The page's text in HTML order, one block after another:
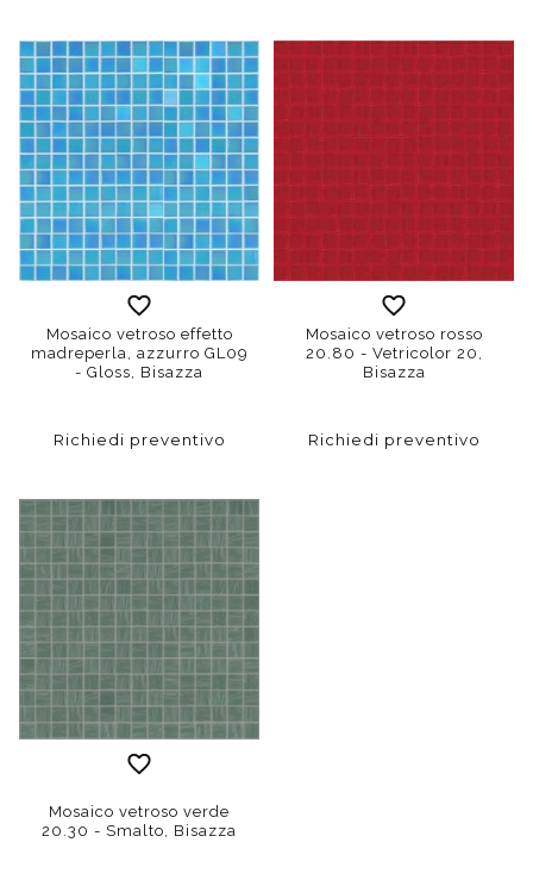
Mosaico vetroso effetto
madreperla, azzurro GL09
- Gloss, Bisazza
Richiedi preventivo
Mosaico vetroso rosso
20.80 - Vetricolor 20,
Bisazza
Richiedi preventivo
Mosaico vetroso verde
20.30 - Smalto, Bisazza